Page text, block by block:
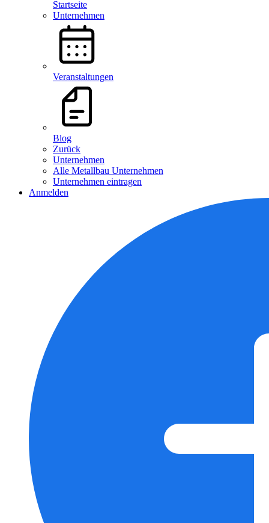
Startseite
Unternehmen
Veranstaltungen
Blog
Zurück
Unternehmen
Alle Metallbau Unternehmen
Unternehmen eintragen
Anmelden